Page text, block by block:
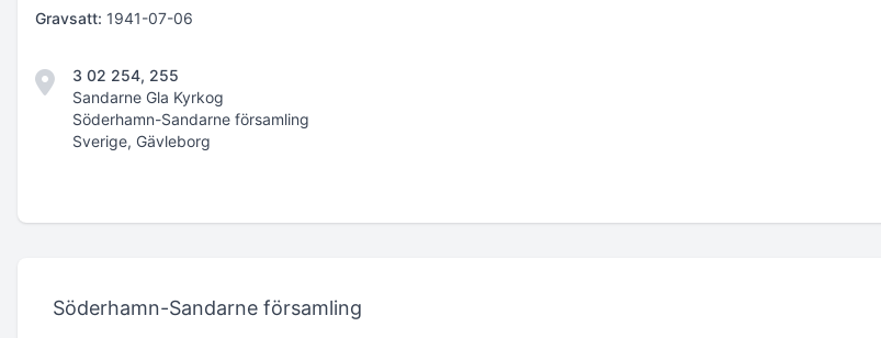
Gravsatt: 1941-07-06
3 02 254, 255
Sandarne Gla Kyrkog
Söderhamn-Sandarne församling
Sverige, Gävleborg
Söderhamn-Sandarne församling